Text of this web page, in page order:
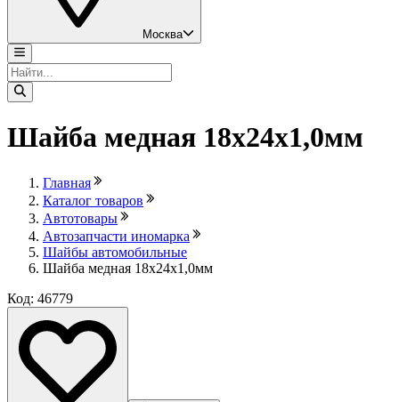
Москва
Шайба медная 18х24х1,0мм
Главная
Каталог товаров
Автотовары
Автозапчасти иномарка
Шайбы автомобильные
Шайба медная 18х24х1,0мм
Код: 46779